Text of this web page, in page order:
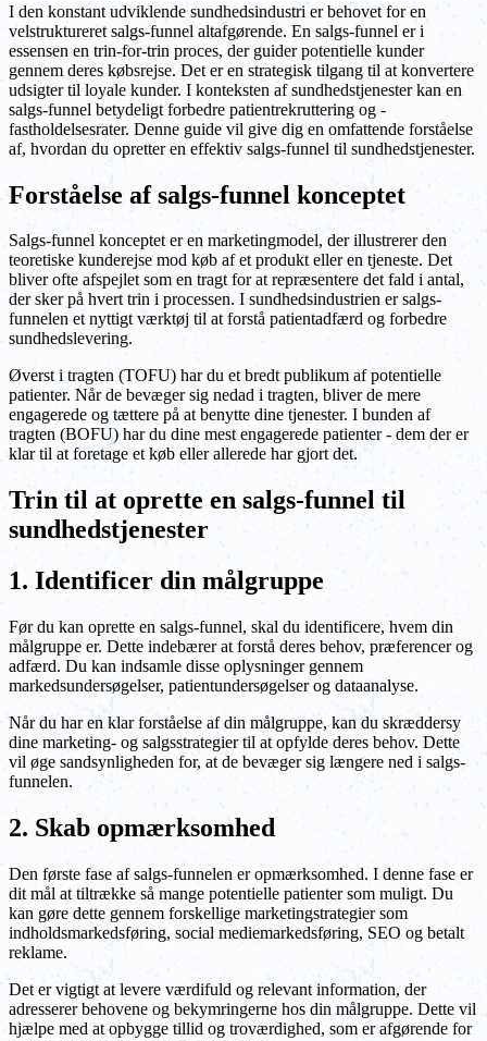
I den konstant udviklende sundhedsindustri er behovet for en
velstruktureret salgs-funnel altafgørende. En salgs-funnel er i
essensen en trin-for-trin proces, der guider potentielle kunder
gennem deres købsrejse. Det er en strategisk tilgang til at konvertere
udsigter til loyale kunder. I konteksten af sundhedstjenester kan en
salgs-funnel betydeligt forbedre patientrekruttering og -
fastholdelsesrater. Denne guide vil give dig en omfattende forståelse
af, hvordan du opretter en effektiv salgs-funnel til sundhedstjenester.
Forståelse af salgs-funnel konceptet
Salgs-funnel konceptet er en marketingmodel, der illustrerer den
teoretiske kunderejse mod køb af et produkt eller en tjeneste. Det
bliver ofte afspejlet som en tragt for at repræsentere det fald i antal,
der sker på hvert trin i processen. I sundhedsindustrien er salgs-
funnelen et nyttigt værktøj til at forstå patientadfærd og forbedre
sundhedslevering.
Øverst i tragten (TOFU) har du et bredt publikum af potentielle
patienter. Når de bevæger sig nedad i tragten, bliver de mere
engagerede og tættere på at benytte dine tjenester. I bunden af
tragten (BOFU) har du dine mest engagerede patienter - dem der er
klar til at foretage et køb eller allerede har gjort det.
Trin til at oprette en salgs-funnel til
sundhedstjenester
1. Identificer din målgruppe
Før du kan oprette en salgs-funnel, skal du identificere, hvem din
målgruppe er. Dette indebærer at forstå deres behov, præferencer og
adfærd. Du kan indsamle disse oplysninger gennem
markedsundersøgelser, patientundersøgelser og dataanalyse.
Når du har en klar forståelse af din målgruppe, kan du skræddersy
dine marketing- og salgsstrategier til at opfylde deres behov. Dette
vil øge sandsynligheden for, at de bevæger sig længere ned i salgs-
funnelen.
2. Skab opmærksomhed
Den første fase af salgs-funnelen er opmærksomhed. I denne fase er
dit mål at tiltrække så mange potentielle patienter som muligt. Du
kan gøre dette gennem forskellige marketingstrategier som
indholdsmarkedsføring, social mediemarkedsføring, SEO og betalt
reklame.
Det er vigtigt at levere værdifuld og relevant information, der
adresserer behovene og bekymringerne hos din målgruppe. Dette vil
hjælpe med at opbygge tillid og troværdighed, som er afgørende for